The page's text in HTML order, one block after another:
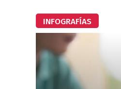
INFOGRAFÍAS